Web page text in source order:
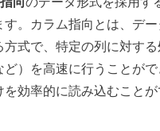
す。カラム指向とは、デ
式で、特定の列に対する
ど）を高速に行うことが
を効率的に読み込むこと